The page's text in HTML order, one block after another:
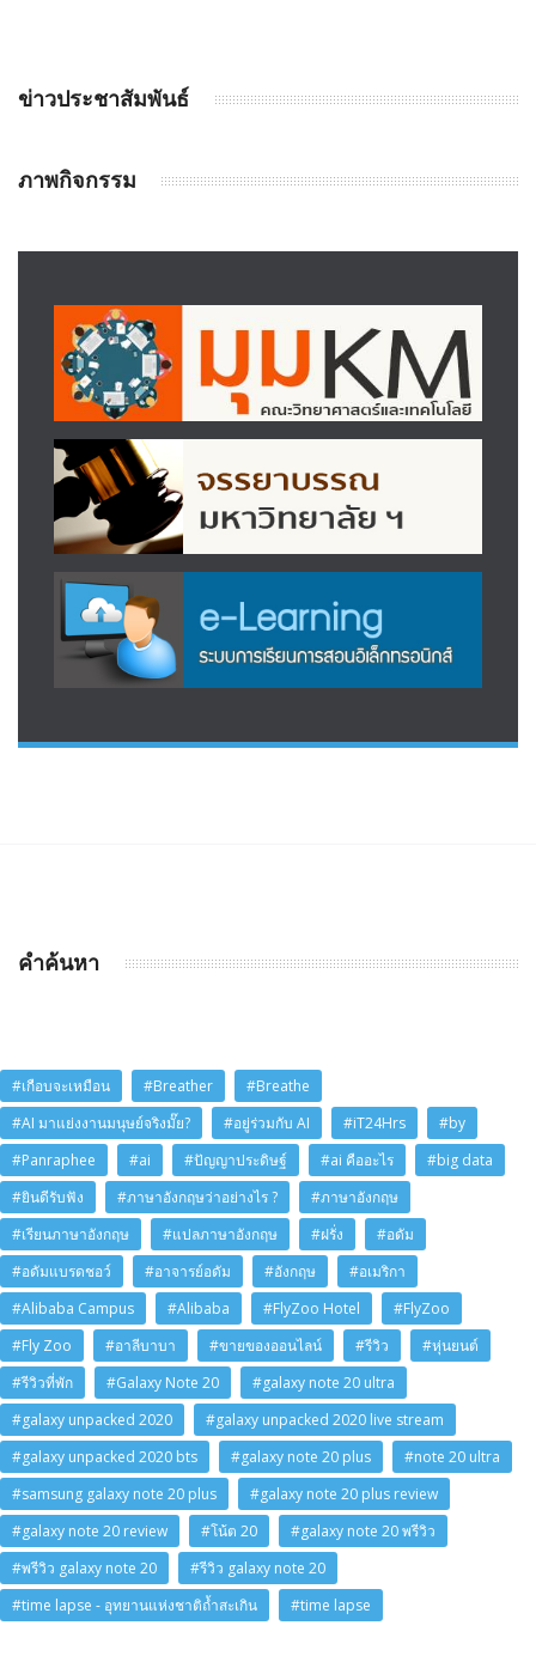
ข่าวประชาสัมพันธ์
ภาพกิจกรรม
คำค้นหา
#เกือบจะเหมือน #Breather
#Breathe
#AI มาแย่งงานมนุษย์จริงมั๊ย?
#อยู่ร่วมกับ AI #iT24Hrs
#by
#Panraphee
#ai #ปัญญาประดิษฐ์ #ai คืออะไร
#big data
#ยินดีรับฟัง
#ภาษาอังกฤษว่าอย่างไร ?
#ภาษาอังกฤษ
#เรียนภาษาอังกฤษ
#แปลภาษาอังกฤษ #ฝรั่ง
#อดัม
#อดัมแบรดชอว์
#อาจารย์อดัม #อังกฤษ
#อเมริกา
#Alibaba Campus
#Alibaba #FlyZoo Hotel
#FlyZoo
#Fly Zoo
#อาลีบาบา #ขายของออนไลน์ #รีวิว
#หุ่นยนต์
#รีวิวที่พัก
#Galaxy Note 20
#galaxy note 20 ultra
#galaxy unpacked 2020
#galaxy unpacked 2020 live stream
#galaxy unpacked 2020 bts
#galaxy note 20 plus
#note 20 ultra
#samsung galaxy note 20 plus
#galaxy note 20 plus review
#galaxy note 20 review
#โน้ต 20
#galaxy note 20 พรีวิว
#พรีวิว galaxy note 20
#รีวิว galaxy note 20
#time lapse - อุทยานแห่งชาติถ้ำสะเกิน
#time lapse